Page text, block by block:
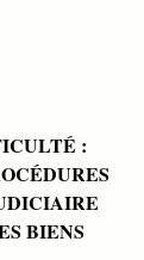
:
BIENS